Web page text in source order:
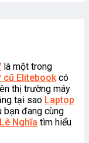
là một trong
cũ Elitebookcó
thị trường máy
tại sao Laptop
bạn đang cùng
Nghĩa tìm hiểu